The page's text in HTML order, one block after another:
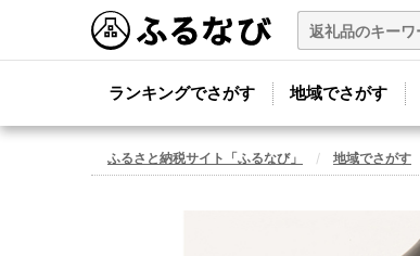
ランキングでさがす 地域でさがす
ふるさと納税サイト「ふるなび」 地域でさがす